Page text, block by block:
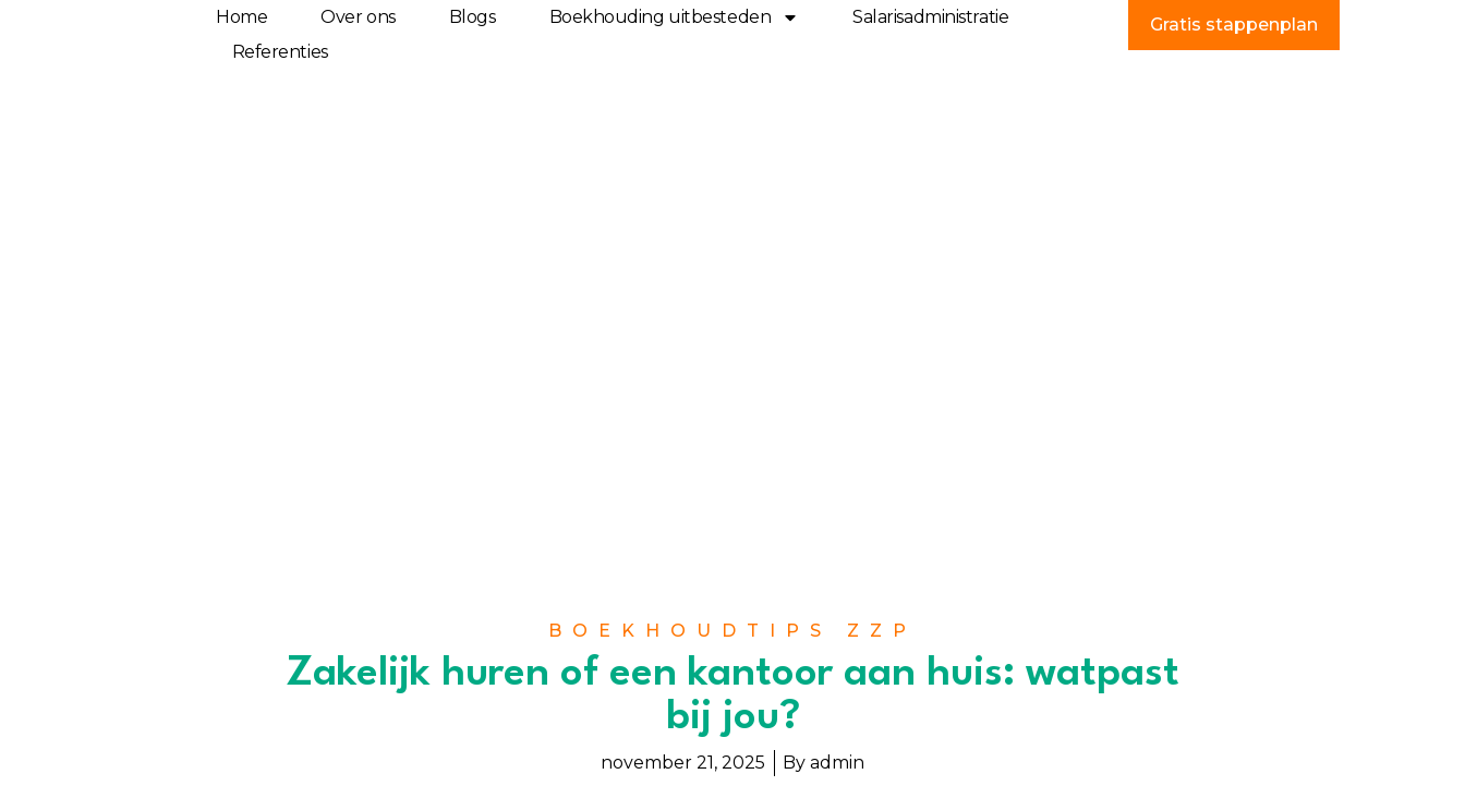
Home Over ons Blogs Boekhouding uitbesteden
Salarisadministratie
Referenties
Gratis stappenplan
BOEKHOUDTIPS ZZP
Zakelijk huren of een kantoor aan huis: watpast
bij jou?
november 21, 2025 By admin